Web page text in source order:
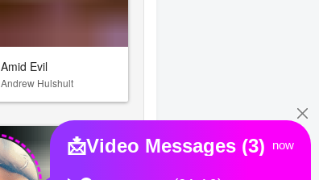
Amid Evil
Andrew Hulshult